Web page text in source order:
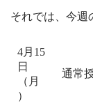
それでは、今週
4月15
日
（月
）
通常